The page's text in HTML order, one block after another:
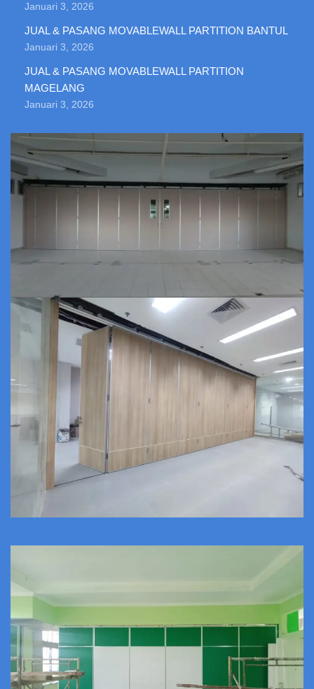
Januari 3, 2026
JUAL & PASANG MOVABLEWALL PARTITION BANTUL
Januari 3, 2026
JUAL & PASANG MOVABLEWALL PARTITION
MAGELANG
Januari 3, 2026